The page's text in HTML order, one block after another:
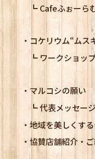
Cafeふぉーら
コケリウム“ムス
ワークショッ
マルコシの願い
代表メッセージ
地域を美しくす
協賛店舗紹介・